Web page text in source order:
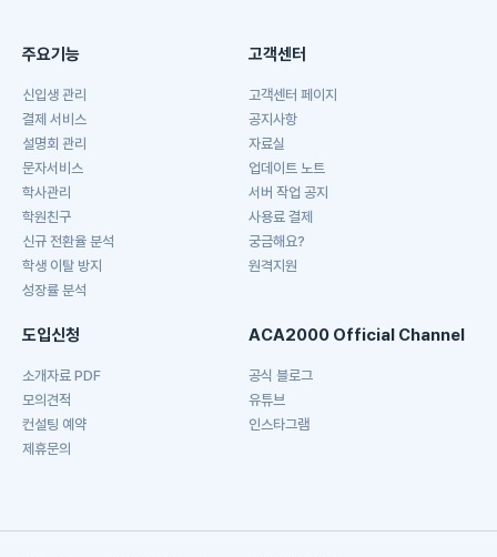
주요기능
신입생 관리
결제 서비스
설명회 관리
문자서비스
학사관리
학원친구
신규 전환율 분석
학생 이탈 방지
성장률 분석
고객센터
고객센터 페이지
공지사항
자료실
업데이트 노트
서버 작업 공지
사용료 결제
궁금해요?
원격지원
도입신청
소개자료 PDF
모의견적
컨설팅 예약
제휴문의
ACA2000 Official Channel
공식 블로그
유튜브
인스타그램